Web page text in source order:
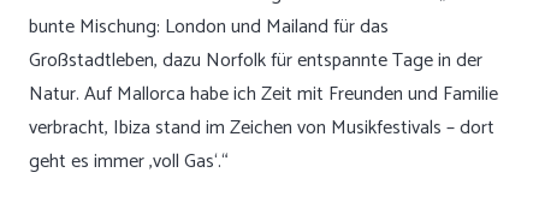
bunte Mischung: London und Mailand für das
Großstadtleben, dazu Norfolk für entspannte Tage in der
Natur. Auf Mallorca habe ich Zeit mit Freunden und Familie
verbracht, Ibiza stand im Zeichen von Musikfestivals – dort
geht es immer ‚voll Gas‘.“